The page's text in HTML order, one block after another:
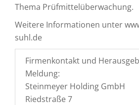
Thema Prüfmittelüberwachung.
Weitere Informationen unter
suhl.de
Firmenkontakt und
Meldung:
Steinmeyer Holding GmbH
Riedstraße 7